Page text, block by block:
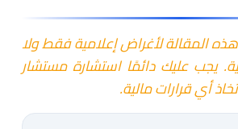
المقالة لأغراض إعلامية فقط ولا
يجب عليك دائمًا استشارة مستشار
أي قرارات مالية.